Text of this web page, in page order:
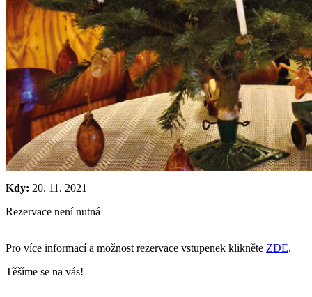
Kdy: 20. 11. 2021
Rezervace není nutná
Pro více informací a možnost rezervace vstupenek klikněte ZDE.
Těšíme se na vás!